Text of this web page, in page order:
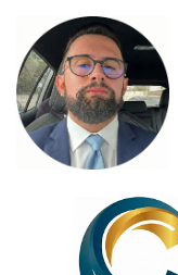
para
conteúdo
principal